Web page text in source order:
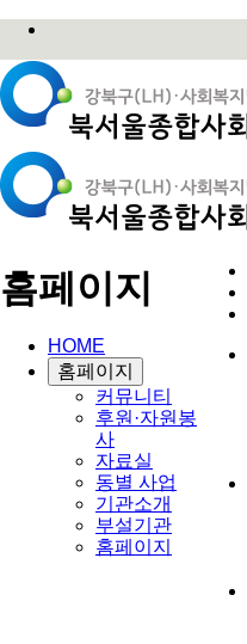
홈페이지
HOME
홈페이지
커뮤니티
후원·자원봉
사
자료실
동별 사업
기관소개
부설기관
홈페이지